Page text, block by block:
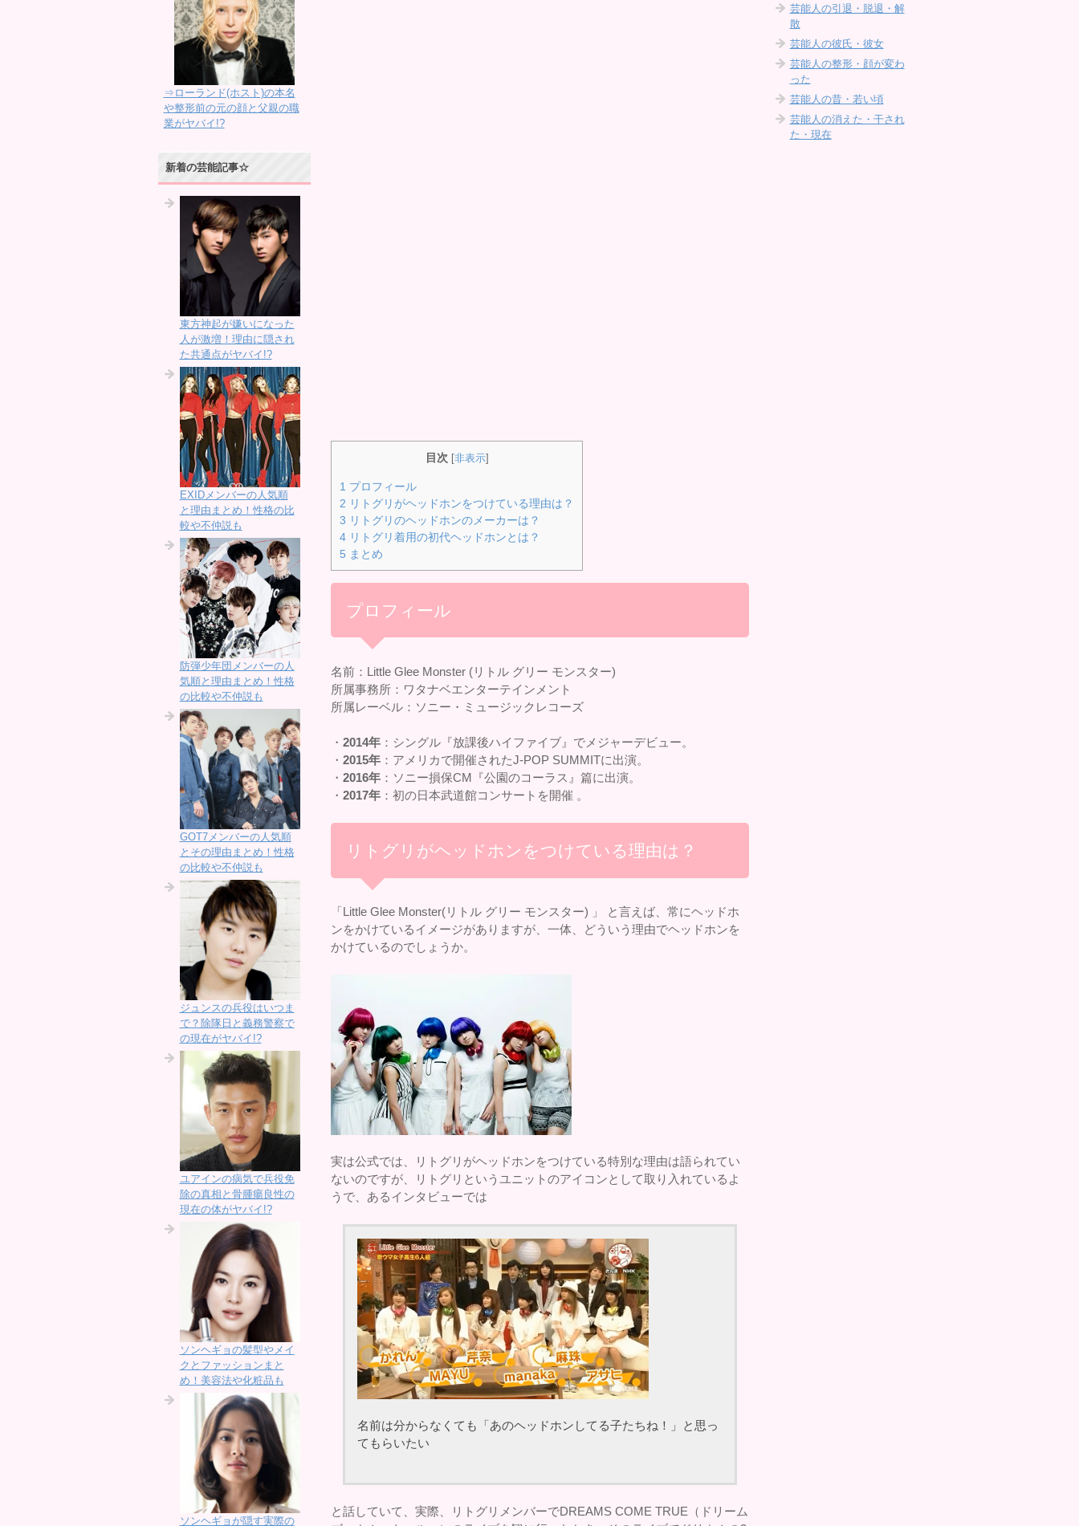
目次 [非表示]
1 プロフィール
2 リトグリがヘッドホンをつけている理由は？
3 リトグリのヘッドホンのメーカーは？
4 リトグリ着用の初代ヘッドホンとは？
5 まとめ
プロフィール
名前：Little Glee Monster (リトル グリー モンスター)
所属事務所：ワタナベエンターテインメント
所属レーベル：ソニー・ミュージックレコーズ
・2014年 ：シングル『放課後ハイファイブ』でメジャーデビュー。
・2015年 ：アメリカで開催されたJ-POP SUMMITに出演。
・2016年 ：ソニー損保CM『公園のコーラス』篇に出演。
・2017年 ：初の日本武道館コンサートを開催 。
リトグリがヘッドホンをつけている理由は？
「Little Glee Monster(リトル グリー モンスター) 」 と言えば、常にヘッドホ
ンをかけているイメージがありますが、一体、どういう理由でヘッドホンを
かけているのでしょうか。
実は公式では、リトグリがヘッドホンをつけている特別な理由は語られてい
ないのですが、リトグリというユニットのアイコンとして取り入れているよ
うで、あるインタビューでは
名前は分からなくても「あのヘッドホンしてる子たちね！」と思っ
てもらいたい
と話していて、実際、リトグリメンバーでDREAMS COME TRUE（ドリーム
⇒ローランド(ホスト)の本名
や整形前の元の顔と父親の職
業がヤバイ!?
新着の芸能記事☆
東方神起が嫌いになった
人が激増！理由に隠され
た共通点がヤバイ!?
EXIDメンバーの人気順
と理由まとめ！性格の比
較や不仲説も
防弾少年団メンバーの人
気順と理由まとめ！性格
の比較や不仲説も
GOT7メンバーの人気順
とその理由まとめ！性格
の比較や不仲説も
ジュンスの兵役はいつま
で？除隊日と義務警察で
の現在がヤバイ!?
ユアインの病気で兵役免
除の真相と骨腫瘍良性の
現在の体がヤバイ!?
ソンヘギョの髪型やメイ
クとファッションまと
め！美容法や化粧品も
ソンヘギョが隠す実際の
芸能人の引退・脱退・解
散
芸能人の彼氏・彼女
芸能人の整形・顔が変わ
った
芸能人の昔・若い頃
芸能人の消えた・干され
た・現在